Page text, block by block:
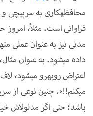
محافظه­کاری به سرپیچی
فراوانی است. مثلاً،
مدنی نیز به عنوان عملی
داده می­شود. به عنوان
اعتراض روبه­رو می­شود،
می­کنم!!». چنین نوعی از
باشد؛ حتی اگر مدلول­اش